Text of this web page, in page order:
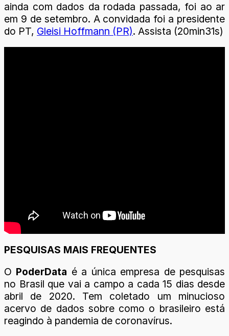
ainda com dados da rodada passada, foi ao ar
em 9 de setembro. A convidada foi a presidente
do PT, Gleisi Hoffmann (PR). Assista (20min31s)
PESQUISAS MAIS FREQUENTES
O PoderData é a única empresa de pesquisas
no Brasil que vai a campo a cada 15 dias desde
abril de 2020. Tem coletado um minucioso
acervo de dados sobre como o brasileiro está
reagindo à pandemia de coronavírus.